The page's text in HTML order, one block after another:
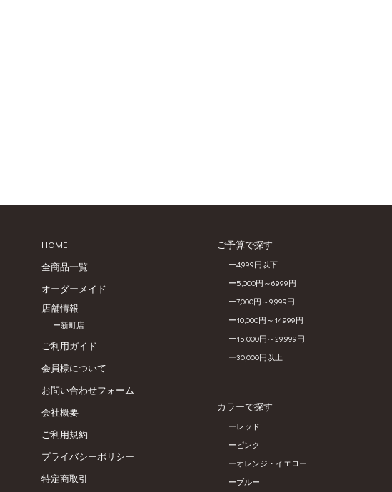
HOME
全商品一覧
オーダーメイド
店舗情報
新町店
ご利用ガイド
会員様について
お問い合わせフォーム
会社概要
ご利用規約
プライバシーポリシー
特定商取引
ご予算で探す
4,999円以下
5,000円～6,999円
7,000円～9,999円
10,000円～14,999円
15,000円～29,999円
30,000円以上
カラーで探す
レッド
ピンク
オレンジ・イエロー
ブルー